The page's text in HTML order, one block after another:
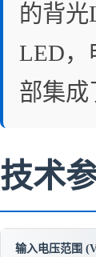
的背光
LED，
部集成
技术
输入电压范围